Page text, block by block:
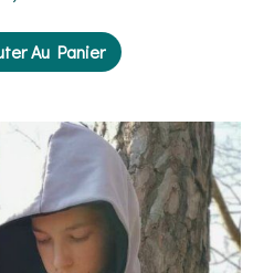
Au Panier